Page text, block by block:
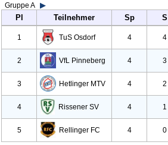
Gruppe A ▶
Pl Teilnehmer Sp S
1 TuS Osdorf 4 4
2 VfL Pinneberg 4 3
3 Hetlinger MTV 4 2
4 Rissener SV 4 1
5 Rellinger FC 4 0